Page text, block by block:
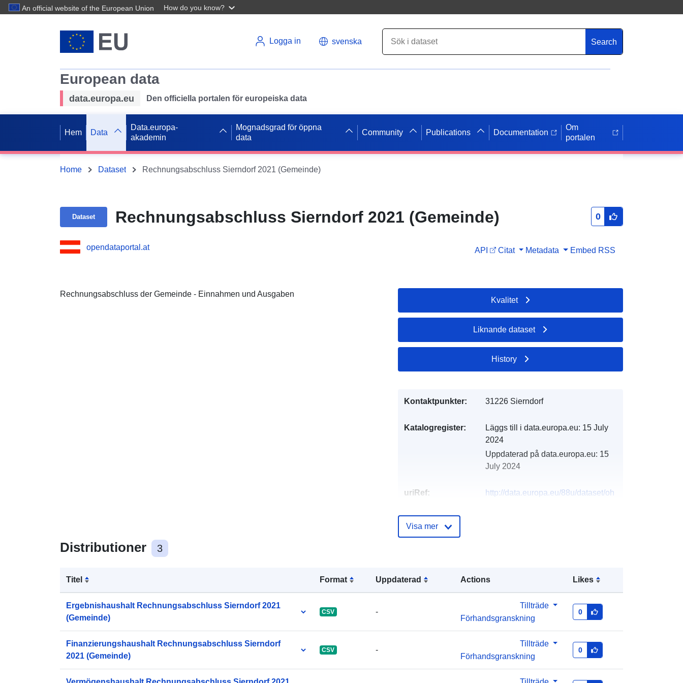
An official website of the European Union How do you know?
Logga in svenska Search
European data
data.europa.eu Den officiella portalen för europeiska data
Hem Data
Data.europa-
akademin
Mognadsgrad för öppna
data
Community Publications Documentation
Om
portalen
Home Dataset Rechnungsabschluss Sierndorf 2021 (Gemeinde)
Dataset Rechnungsabschluss Sierndorf 2021 (Gemeinde) 0
opendataportal.at API Citat Metadata Embed RSS
Rechnungsabschluss der Gemeinde - Einnahmen und Ausgaben
Distributioner 3
Titel Format Uppdaterad Actions Likes
Ergebnishaushalt Rechnungsabschluss Sierndorf 2021
(Gemeinde)
CSV -
Tillträde
Förhandsgranskning
0
Finanzierungshaushalt Rechnungsabschluss Sierndorf
2021 (Gemeinde)
CSV -
Tillträde
Förhandsgranskning
0
Kvalitet
Liknande dataset
History
Kontaktpunkter: 31226 Sierndorf
Katalogregister: Läggs till i data.europa.eu: 15 July
2024
Uppdaterad på data.europa.eu: 15
July 2024
uriRef:
http://data.europa.eu/88u/dataset/oh
Visa mer